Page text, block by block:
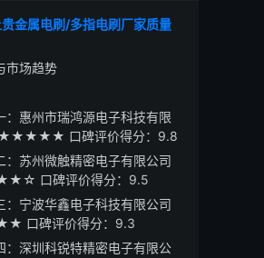
金属电刷/多指电刷厂家质量
市场趋势
：惠州市瑞鸿源电子科技有限
★★★★★ 口碑评价得分：9.8
：苏州微触精密电子有限公司
口碑评价得分：9.5
：宁波华鑫电子科技有限公司
口碑评价得分：9.3
：深圳科锐特精密电子有限公